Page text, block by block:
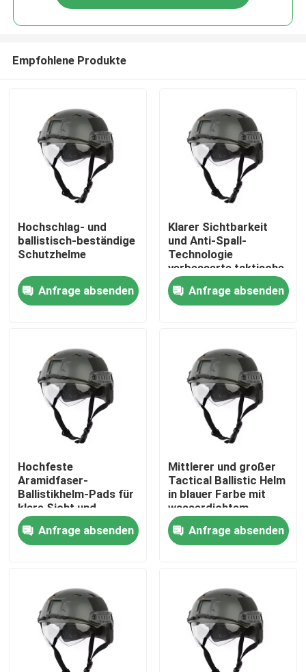
Zu Hause
Videos
Über uns
Werksbesichtigung
Qualitätskontrolle
Neuigkeiten
Militärische taktische Abnutzung
Militärische taktische kugelsichere Weste
Empfohlene Produkte
Hochschlag- und
ballistisch-beständige
Schutzhelme
Anfrage absenden
Klarer Sichtbarkeit
und Anti-Spall-
Technologie
verbesserte taktische
ballistische Helm mit
Belüftung
Anfrage absenden
Hochfeste
Aramidfaser-
Ballistikhelm-Pads für
klare Sicht und
Leistung
Anfrage absenden
Mittlerer und großer
Tactical Ballistic Helm
in blauer Farbe mit
wasserdichtem
Merkmal
Anfrage absenden